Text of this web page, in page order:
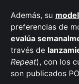
Además, su
preferencias de
evalúa
través de
Repeat), con los
son publicados